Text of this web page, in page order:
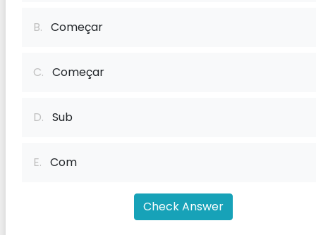
B. Começar
C. Começar
D. Sub
E. Com
Check Answer